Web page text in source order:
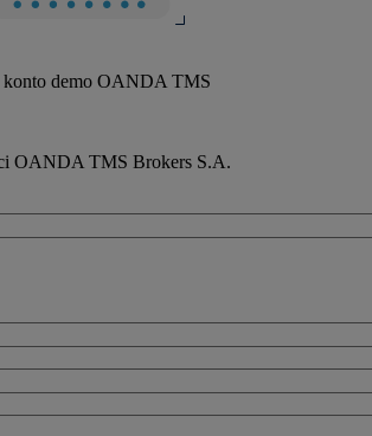
konto demo OANDA TMS
OANDA TMS Brokers S.A.